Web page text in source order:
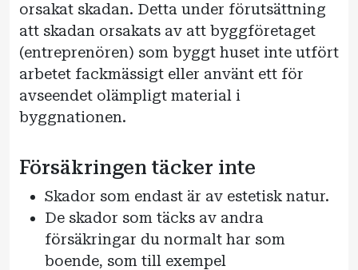
orsakat skadan. Detta under förutsättning
att skadan orsakats av att byggföretaget
(entreprenören) som byggt huset inte utfört
arbetet fackmässigt eller använt ett för
avseendet olämpligt material i
byggnationen.
Försäkringen täcker inte
Skador som endast är av estetisk natur.
De skador som täcks av andra
försäkringar du normalt har som
boende, som till exempel